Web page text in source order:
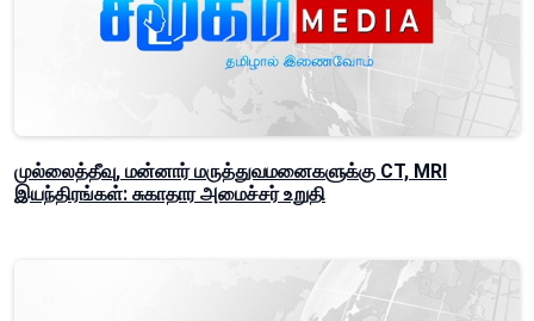
முல்லைத்தீவு, மன்னார் மருத்துவமனைகளுக்கு CT, MRI
இயந்திரங்கள்: சுகாதார அமைச்சர் உறுதி